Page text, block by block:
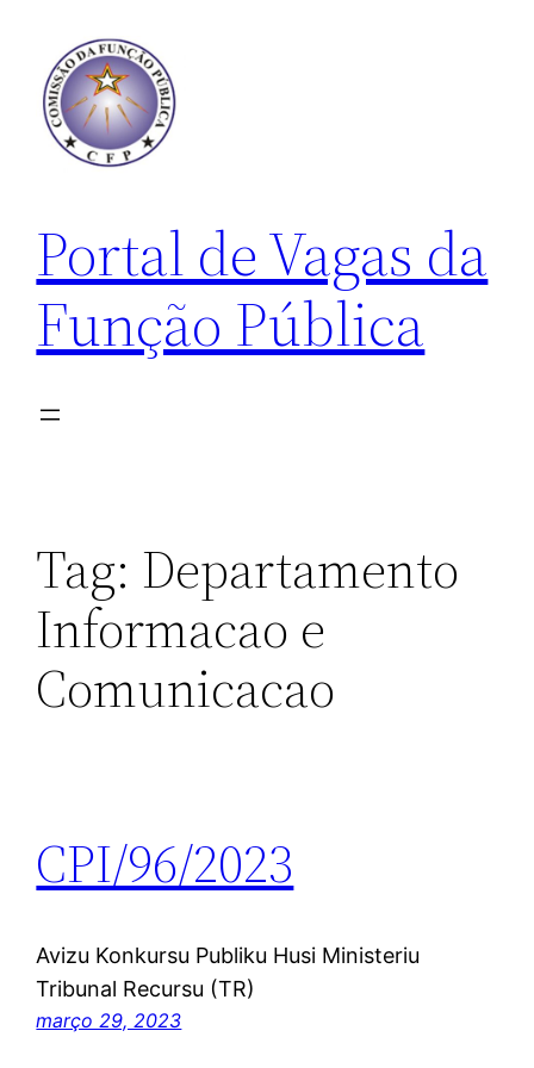
conteúdo
Portal de Vagas da
Função Pública
Tag: Departamento
Informacao e
Comunicacao
CPI/96/2023
Avizu Konkursu Publiku Husi Ministeriu
Tribunal Recursu (TR)
março 29, 2023